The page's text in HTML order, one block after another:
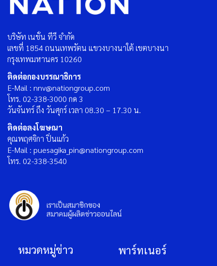
บริษัท เนชั่น ทีวี จำกัด
เลขที่ 1854 ถนนเทพรัตน แขวงบางนาใต้ เขตบางนา
กรุงเทพมหานคร 10260
ติดต่อกองบรรณาธิการ
E-Mail : nnv@nationgroup.com
โทร. 02-338-3000 กด 3
วันจันทร์ ถึง วันศุกร์ เวลา 08.30 – 17.30 น.
ติดต่อลงโฆษณา
คุณพฤศจิกา ปิ่นแก้ว
E-Mail : puesagika_pin@nationgroup.com
โทร. 02-338-3540
หมวดหมู่ข่าว พาร์ทเนอร์